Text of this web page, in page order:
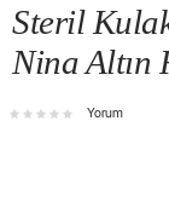
Steril
Nina Altın
Yorum